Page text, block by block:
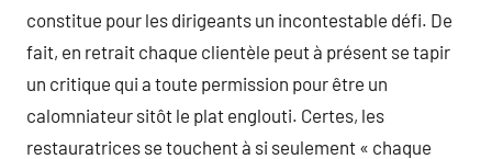
constitue pour les dirigeants un incontestable défi. De
fait, en retrait chaque clientèle peut à présent se tapir
un critique qui a toute permission pour être un
calomniateur sitôt le plat englouti. Certes, les
restauratrices se touchent à si seulement « chaque